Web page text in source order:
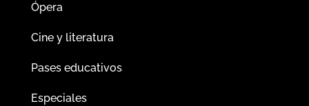
Ópera
Cine y literatura
Pases educativos
Especiales